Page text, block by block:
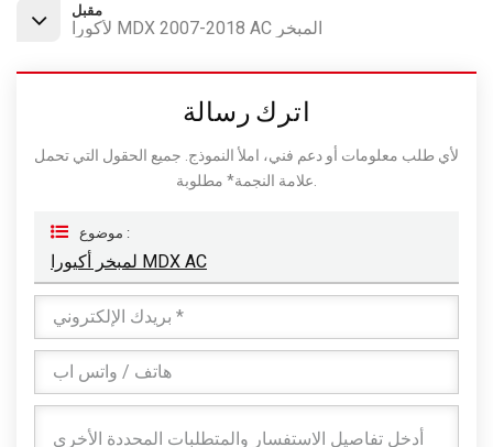
مقبل
لأكورا MDX 2007-2018 AC المبخر
اترك رسالة
لأي طلب معلومات أو دعم فني، املأ النموذج. جميع الحقول التي تحمل
موضوع :
لمبخر أكيورا MDX AC